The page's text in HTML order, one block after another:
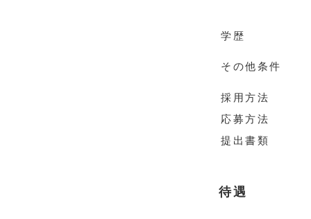
学歴
その他条件
採用方法
応募方法
提出書類
待遇